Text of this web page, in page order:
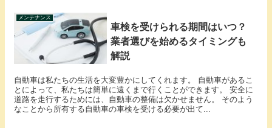
メンテナンス
車検を受けられる期間はいつ？
業者選びを始めるタイミングも
解説
自動車は私たちの生活を大変豊かにしてくれます。 自動車があるこ
とによって、私たちは簡単に遠くまで行くことができます。 安全に
道路を走行するためには、自動車の整備は欠かせません。 そのよう
なことから所有する自動車の車検を受ける必要が出て...